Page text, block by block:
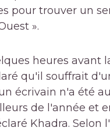
pour trouver un
».
heures avant
qu'il souffrait
écrivain n'a été
de l'année et
Khadra. Selon